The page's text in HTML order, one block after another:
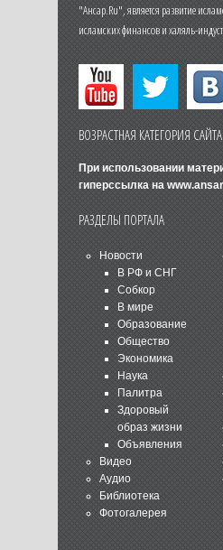
"Ансар.Ru", является развитие
исламских финансов и халяль-
ВОЗРАСТНАЯ КАТЕГОРИЯ САЙТА
При использовании
гиперссылка на
РАЗДЕЛЫ ПОРТАЛА
Новости
В РФ и СНГ
Собкор
В мире
Образование
Общество
Экономика
Наука
Палитра
Здоровый
образ жизни
Объявления
Видео
Аудио
Библиотека
Фотогалерея